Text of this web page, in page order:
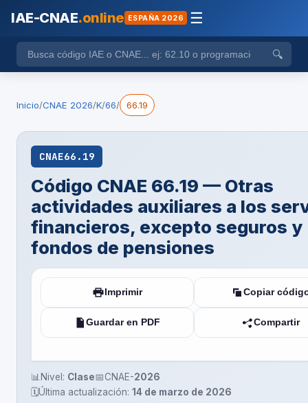
IAE-CNAE.online ESPAÑA 2026 ☰
🔍
Inicio/CNAE 2026/K/66/ 66.19
CNAE66.19
Código CNAE 66.19 — Otras
actividades auxiliares a los
financieros, excepto seguros y
fondos de pensiones
Imprimir Copiar
Guardar en PDF Compartir
📊Nivel: Clase📅CNAE-2026
🗓️Última actualización: 14 de marzo de 2026